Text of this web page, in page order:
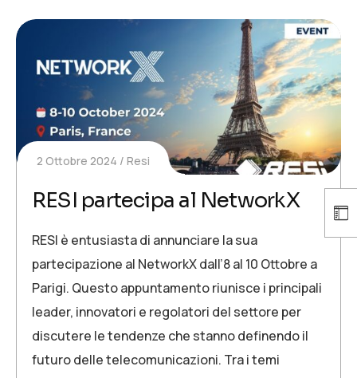
2 Ottobre 2024 Resi
RESI partecipa al NetworkX
RESI è entusiasta di annunciare la sua
partecipazione al NetworkX dall’8 al 10 Ottobre a
Parigi. Questo appuntamento riunisce i principali
leader, innovatori e regolatori del settore per
discutere le tendenze che stanno definendo il
futuro delle telecomunicazioni. Tra i temi